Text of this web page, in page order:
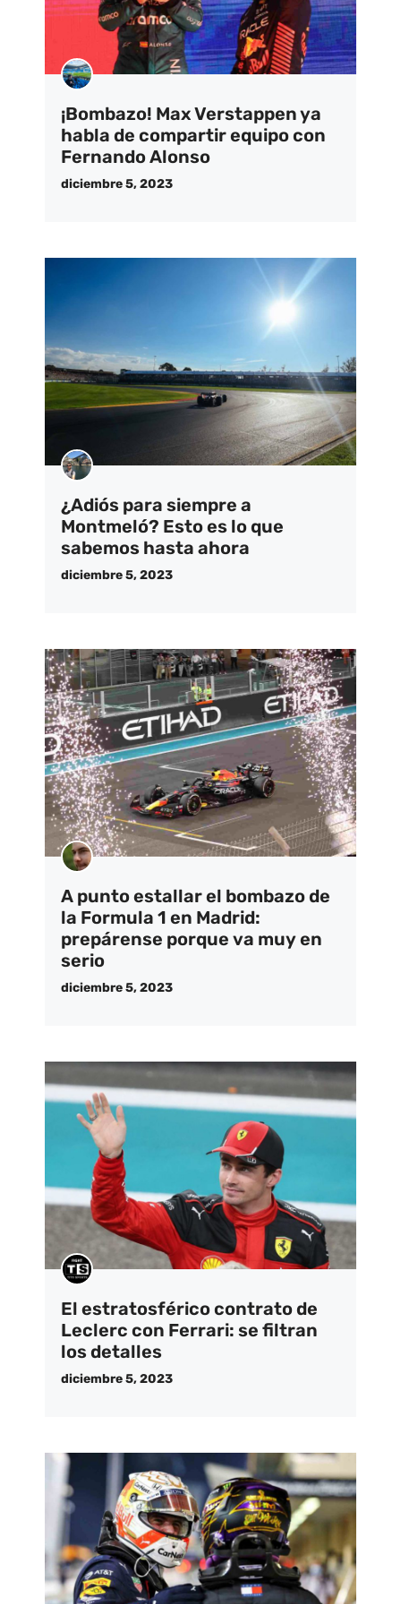
¡Bombazo! Max Verstappen ya
habla de compartir equipo con
Fernando Alonso
diciembre 5, 2023
¿Adiós para siempre a
Montmeló? Esto es lo que
sabemos hasta ahora
diciembre 5, 2023
A punto estallar el bombazo de
la Formula 1 en Madrid:
prepárense porque va muy en
serio
diciembre 5, 2023
El estratosférico contrato de
Leclerc con Ferrari: se filtran
los detalles
diciembre 5, 2023